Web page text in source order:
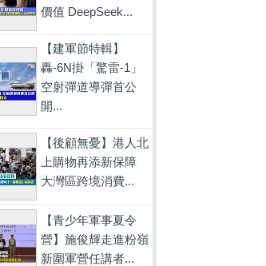
價值 DeepSeek...
【建軍節特輯】
轟-6N掛「驚雷-1」
空射彈道導彈首公
開...
【後顧無憂】港人北
上購物再添新保障
大灣區跨境消費...
【青少年軍事夏令
營】施俊輝走進粉嶺
新圍軍營任講者...